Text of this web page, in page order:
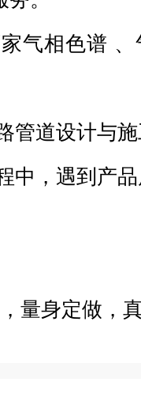
气相色谱
管道设计与
中，遇到产
量身定做，